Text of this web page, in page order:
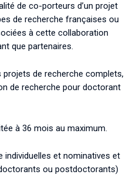
de co-porteurs d’un projet
de recherche françaises ou
à cette collaboration
que partenaires.
projets de recherche complets,
de recherche pour doctorant
à 36 mois au maximum.
individuelles et nominatives et
ou postdoctorants)